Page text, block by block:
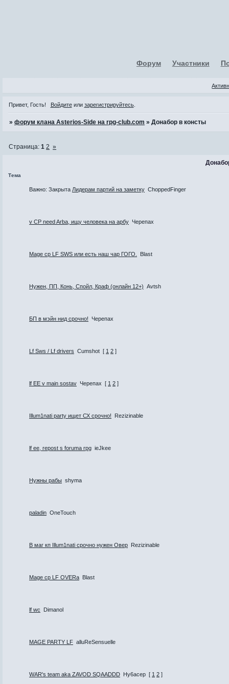
Форум Участники
Привет, Гость! Войдитеили зарегистрируйтесь.
»форум клана Asterios-Side на rpg-club.com »Донабор в консты
Страница:1 2 »
Тема
Важно: Закрыта Лидерам партий на заметку ChoppedFinger
v CP need Arba, ищу человека на арбу Черепах
Mage cp LF SWS или есть наш чар ГОГО. Blast
Нужен, ПП, Конь, Спойл, Краф (онлайн 12+) Avtsh
БП в мэйн нид срочно! Черепах
Lf Sws / Lf drivers Cumshot [ 1 2 ]
lf EE v main sostav Черепах [ 1 2 ]
Illum1nati party ищет СХ срочно! Rezizinable
lf ee, repost s foruma rpg ieJkee
Нужны рабы shyma
paladin OneTouch
В маг кп Illum1nati срочно нужен Овер Rezizinable
Mage cp LF OVERa Blast
lf wc Dimanol
MAGE PARTY LF alluReSensuelle
WAR's team aka ZAVOD SQAADDD Hy6acep [ 1 2 ]